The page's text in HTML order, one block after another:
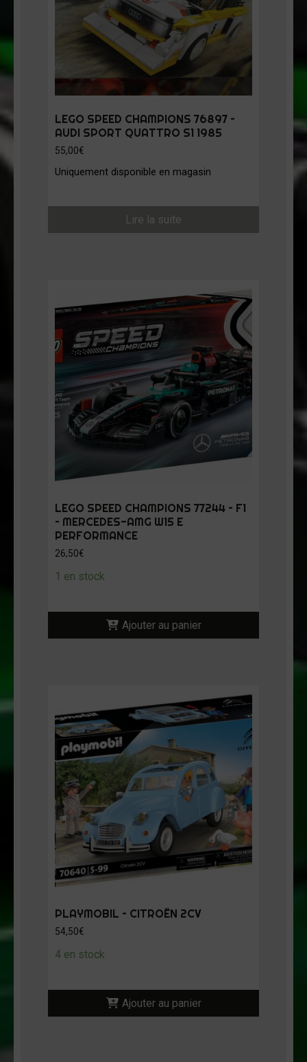
LEGO SPEED CHAMPIONS 76897 –
AUDI SPORT QUATTRO S1 1985
55,00€
Uniquement disponible en magasin
Lire la suite
LEGO SPEED CHAMPIONS 77244 – F1
– MERCEDES-AMG W15 E
PERFORMANCE
26,50€
1 en stock
Ajouter au panier
PLAYMOBIL – CITROËN 2CV
54,50€
4 en stock
Ajouter au panier